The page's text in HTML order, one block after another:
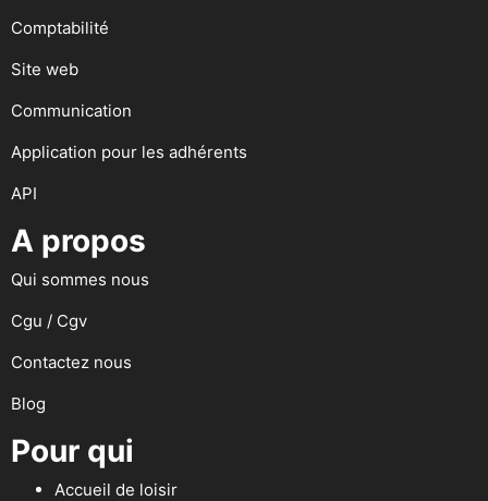
Comptabilité
Site web
Communication
Application pour les adhérents
API
A propos
Qui sommes nous
Cgu / Cgv
Contactez nous
Blog
Pour qui
Accueil de loisir